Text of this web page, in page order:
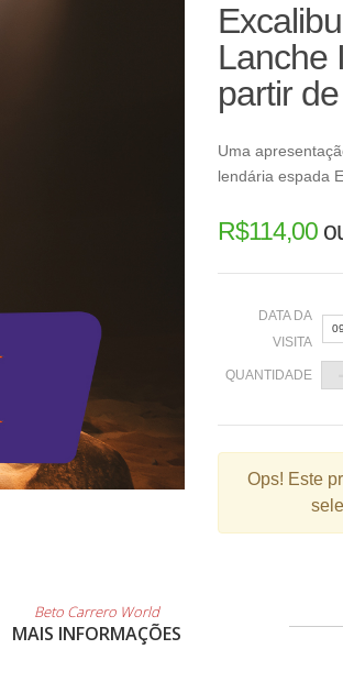
Lanche
partir
Uma
lendária espada
R$114,00
DATA DA
VISITA
2
9
QUANTIDADE
Ops! Este
Beto Carrero World
MAIS INFORMAÇÕES